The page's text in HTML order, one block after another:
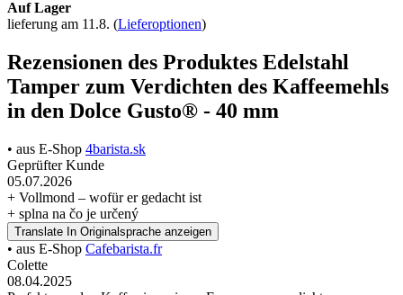
Auf Lager
lieferung am 11.8. (Lieferoptionen)
Rezensionen des Produktes Edelstahl
Tamper zum Verdichten des Kaffeemehls
in den Dolce Gusto® - 40 mm
• aus E-Shop 4barista.sk
Geprüfter Kunde
05.07.2026
+ Vollmond – wofür er gedacht ist
+ splna na čo je určený
Translate In Originalsprache anzeigen
• aus E-Shop Cafebarista.fr
Colette
08.04.2025